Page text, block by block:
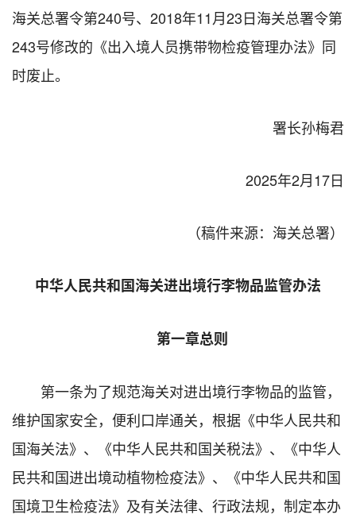
海关总署令第240号、2018年11月23日海关总署令第
243号修改的《出入境人员携带物检疫管理办法》同
时废止。
署长孙梅君
2025年2月17日
（稿件来源：海关总署）
中华人民共和国海关进出境行李物品监管办法
第一章总则
第一条为了规范海关对进出境行李物品的监管，
维护国家安全，便利口岸通关，根据《中华人民共和
国海关法》、《中华人民共和国关税法》、《中华人
民共和国进出境动植物检疫法》、《中华人民共和国
国境卫生检疫法》及有关法律、行政法规，制定本办